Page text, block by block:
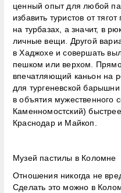
ценный опыт для любой
избавить туристов от
на турбазах, а значит, в
личные вещи. Другой
в Хаджохе и совершать
пешком или верхом.
впечатляющий каньон на
для тургеневской
в объятия
Каменномостский)
Краснодар и Майкоп.
Музей пастилы в Коломне
Отношения никогда не
Сделать это можно в